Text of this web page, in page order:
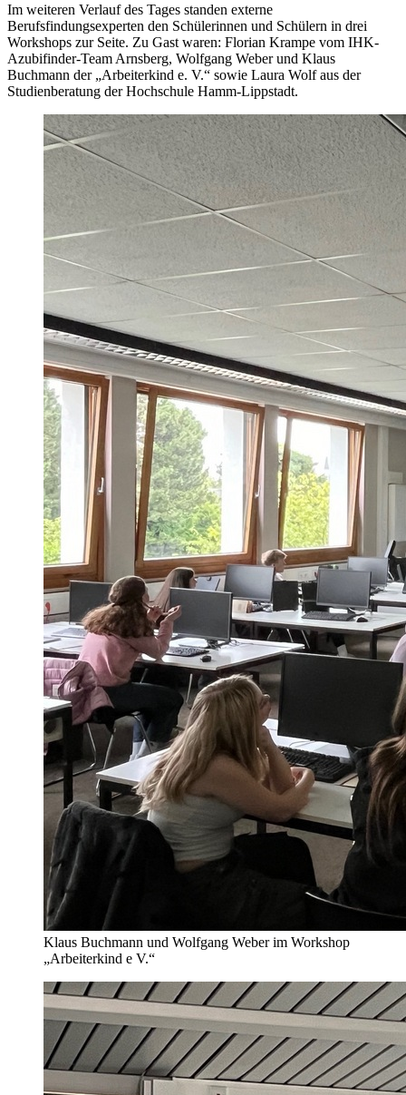
Im weiteren Verlauf des Tages standen externe
Berufsfindungsexperten den Schülerinnen und Schülern in drei
Workshops zur Seite. Zu Gast waren: Florian Krampe vom IHK-
Azubifinder-Team Arnsberg, Wolfgang Weber und Klaus
Buchmann der „Arbeiterkind e. V.“ sowie Laura Wolf aus der
Studienberatung der Hochschule Hamm-Lippstadt.
Klaus Buchmann und Wolfgang Weber im Workshop
„Arbeiterkind e V.“